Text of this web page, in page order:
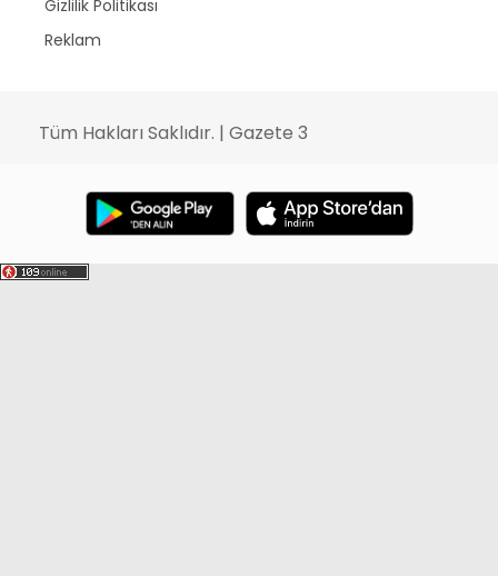
Gizlilik Politikası
Reklam
Tüm Hakları Saklıdır. | Gazete 3